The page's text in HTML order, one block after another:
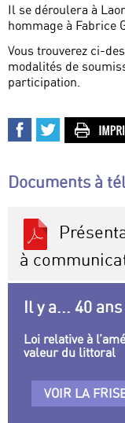
Il se déroulera à
hommage à Fabrice
Vous trouverez ci-
modalités de
participation.
Documents à
à
Il y a... 40 ans
Loi relative à
valeur du littoral
VOIR LA